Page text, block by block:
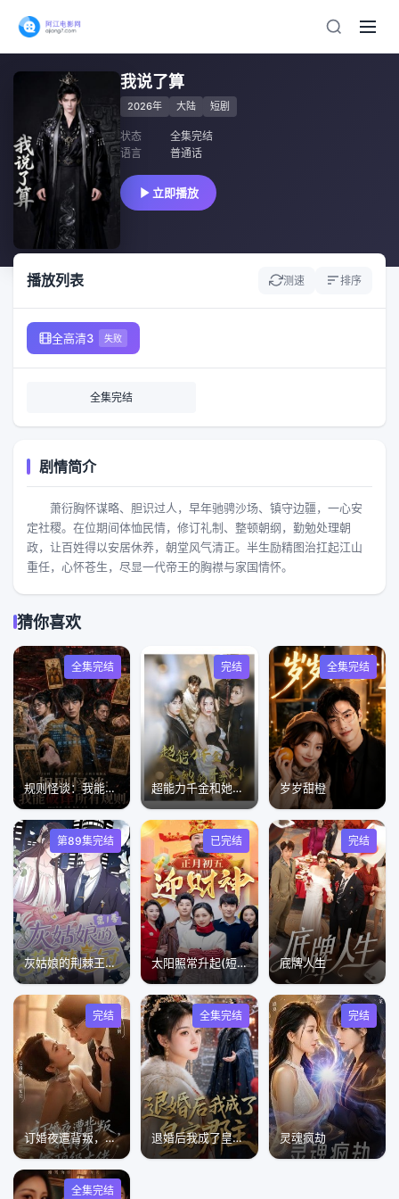
我说了算
2026年 大陆 短剧
状态
全集完结
语言
普通话
立即播放
播放列表 测速 排序
全高清3 失败
全集完结
剧情简介
萧衍胸怀谋略、胆识过人，早年驰骋沙场、镇守边疆，一心安
定社稷。在位期间体恤民情，修订礼制、整顿朝纲，勤勉处理朝
政，让百姓得以安居休养，朝堂风气清正。半生励精图治扛起江山
重任，心怀苍生，尽显一代帝王的胸襟与家国情怀。
猜你喜欢
全集完结
规则怪谈：我能破译所有规则
完结
超能力千金和她的哥哥们
全集完结
岁岁甜橙
第89集完结
灰姑娘的荆棘王冠第1季
已完结
太阳照常升起(短剧版)
完结
底牌人生
完结
订婚夜遭背叛，我转身嫁顶级大佬
全集完结
退婚后我成了皇家郡主
完结
灵魂疯劫
全集完结